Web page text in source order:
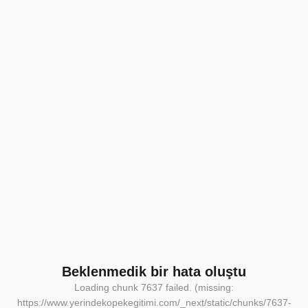
Beklenmedik bir hata oluştu
Loading chunk 7637 failed. (missing:
https://www.yerindekopekegitimi.com/_next/static/chunks/7637-